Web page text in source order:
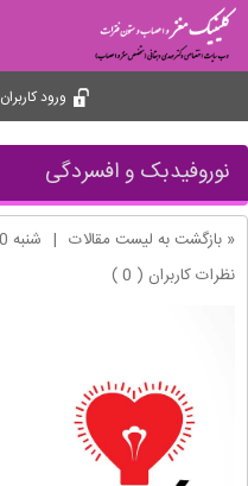
ورود کاربران
نوروفیدبک و افسردگی
« بازگشت به لیست مقالات | شنبه 20 ارديبهشت 1404
نظرات کاربران ( 0 )